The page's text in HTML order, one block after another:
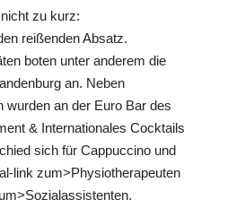
zu kurz:
reißenden Absatz.
boten unter anderem die
an. Neben
wurden an der Euro Bar des
& Internationales Cocktails
sich für Cappuccino und
link zum>Physiotherapeuten